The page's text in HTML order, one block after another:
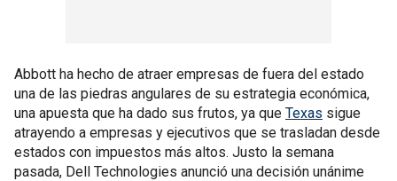
Abbott ha hecho de atraer empresas de fuera del estado
una de las piedras angulares de su estrategia económica,
una apuesta que ha dado sus frutos, ya que Texas sigue
atrayendo a empresas y ejecutivos que se trasladan desde
estados con impuestos más altos. Justo la semana
pasada, Dell Technologies anunció una decisión unánime